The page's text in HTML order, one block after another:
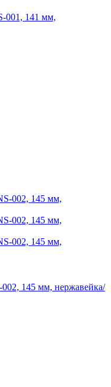
001, 141 мм,
145 мм, нержавейка/